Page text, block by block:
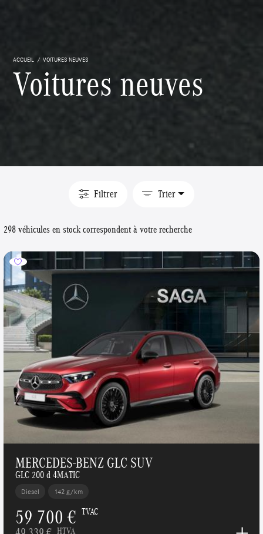
ACCUEIL VOITURES NEUVES
Voitures neuves
Filtrer Trier
298 véhicules en stock correspondent à votre recherche
MERCEDES-BENZ GLC SUV
GLC 200 d 4MATIC
Diesel 142 g/km
59 700 € TVAC
HTVA